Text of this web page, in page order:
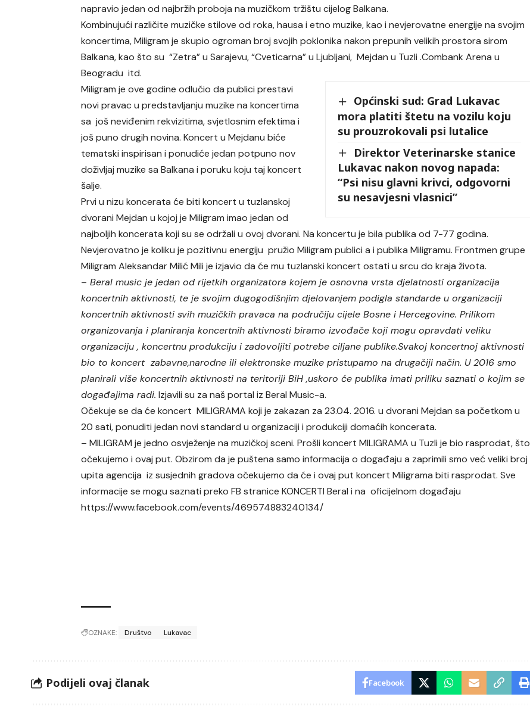
napravio jedan od najbržih proboja na muzičkom tržištu cijelog Balkana.
Kombinujući različite muzičke stilove od roka, hausa i etno muzike, kao i nevjerovatne energije na svojim
koncertima, Miligram je skupio ogroman broj svojih poklonika nakon prepunih velikih prostora sirom
Balkana, kao što su “Zetra” u Sarajevu, “Cveticarna” u Ljubljani, Mejdan u Tuzli .Combank Arena u
Beogradu itd.
Općinski sud: Grad Lukavac
mora platiti štetu na vozilu koju
su prouzrokovali psi lutalice
Direktor Veterinarske stanice
Lukavac nakon novog napada:
“Psi nisu glavni krivci, odgovorni
su nesavjesni vlasnici”
Miligram je ove godine odlučio da publici prestavi
novi pravac u predstavljanju muzike na koncertima
sa još neviđenim rekvizitima, svjetlosnim efektima i
još puno drugih novina. Koncert u Mejdanu biće
tematski inspirisan i ponudiće jedan potpuno nov
doživljaj muzike sa Balkana i poruku koju taj koncert
šalje.
Prvi u nizu koncerata će biti koncert u tuzlanskoj
dvorani Mejdan u kojoj je Miligram imao jedan od
najboljih koncerata koji su se održali u ovoj dvorani. Na koncertu je bila publika od 7-77 godina.
Nevjerovatno je koliku je pozitivnu energiju pružio Miligram publici a i publika Miligramu. Frontmen grupe
Miligram Aleksandar Milić Mili je izjavio da će mu tuzlanski koncert ostati u srcu do kraja života.
– Beral music je jedan od rijetkih organizatora kojem je osnovna vrsta djelatnosti organizacija
koncertnih aktivnosti, te je svojim dugogodišnjim djelovanjem podigla standarde u organizaciji
koncertnih aktivnosti svih muzičkih pravaca na područiju cijele Bosne i Hercegovine. Prilikom
organizovanja i planiranja koncertnih aktivnosti biramo izvođače koji mogu opravdati veliku
organizaciju , koncertnu produkciju i zadovoljiti potrebe ciljane publike.Svakoj koncertnoj aktivnosti
bio to koncert zabavne,narodne ili elektronske muzike pristupamo na drugačiji način. U 2016 smo
planirali više koncertnih aktivnosti na teritoriji BiH ,uskoro će publika imati priliku saznati o kojim se
događajima radi. Izjavili su za naš portal iz Beral Music-a.
Očekuje se da će koncert MILIGRAMA koji je zakazan za 23.04. 2016. u dvorani Mejdan sa početkom u
20 sati, ponuditi jedan novi standard u organizaciji i produkciji domaćih koncerata.
– MILIGRAM je jedno osvježenje na muzičkoj sceni. Prošli koncert MILIGRAMA u Tuzli je bio rasprodat, što
očekujemo i ovaj put. Obzirom da je puštena samo informacija o događaju a zaprimili smo već veliki broj
upita agencija iz susjednih gradova očekujemo da će i ovaj put koncert Miligrama biti rasprodat. Sve
informacije se mogu saznati preko FB straniceKONCERTI Beral i na oficijelnom događaju
https://www.facebook.com/events/469574883240134/
OZNAKE: Društvo Lukavac
Podijeli ovaj članak Facebook